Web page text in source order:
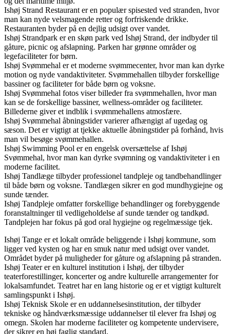
Ishøj Strand Restaurant er en populær spisested ved stranden, hvor
man kan nyde velsmagende retter og forfriskende drikke.
Restauranten byder på en dejlig udsigt over vandet.
Ishøj Strandpark er en skøn park ved Ishøj Strand, der indbyder til
gåture, picnic og afslapning. Parken har grønne områder og
legefaciliteter for børn.
Ishøj Svømmehal er et moderne svømmecenter, hvor man kan dyrke
motion og nyde vandaktiviteter. Svømmehallen tilbyder forskellige
bassiner og faciliteter for både børn og voksne.
Ishøj Svømmehal fotos viser billeder fra svømmehallen, hvor man
kan se de forskellige bassiner, wellness-områder og faciliteter.
Billederne giver et indblik i svømmehallens atmosfære.
Ishøj Svømmehal åbningstider varierer afhængigt af ugedag og
sæson. Det er vigtigt at tjekke aktuelle åbningstider på forhånd, hvis
man vil besøge svømmehallen.
Ishøj Swimming Pool er en engelsk oversættelse af Ishøj
Svømmehal, hvor man kan dyrke svømning og vandaktiviteter i en
moderne facilitet.
Ishøj Tandlæge tilbyder professionel tandpleje og tandbehandlinger
til både børn og voksne. Tandlægen sikrer en god mundhygiejne og
sunde tænder.
Ishøj Tandpleje omfatter forskellige behandlinger og forebyggende
foranstaltninger til vedligeholdelse af sunde tænder og tandkød.
Tandplejen har fokus på god oral hygiejne og regelmæssige tjek.
Ishøj Tange er et lokalt område beliggende i Ishøj kommune, som
ligger ved kysten og har en smuk natur med udsigt over vandet.
Området byder på muligheder for gåture og afslapning på stranden.
Ishøj Teater er en kulturel institution i Ishøj, der tilbyder
teaterforestillinger, koncerter og andre kulturelle arrangementer for
lokalsamfundet. Teatret har en lang historie og er et vigtigt kulturelt
samlingspunkt i Ishøj.
Ishøj Teknisk Skole er en uddannelsesinstitution, der tilbyder
tekniske og håndværksmæssige uddannelser til elever fra Ishøj og
omegn. Skolen har moderne faciliteter og kompetente undervisere,
der sikrer en høj faglig standard.